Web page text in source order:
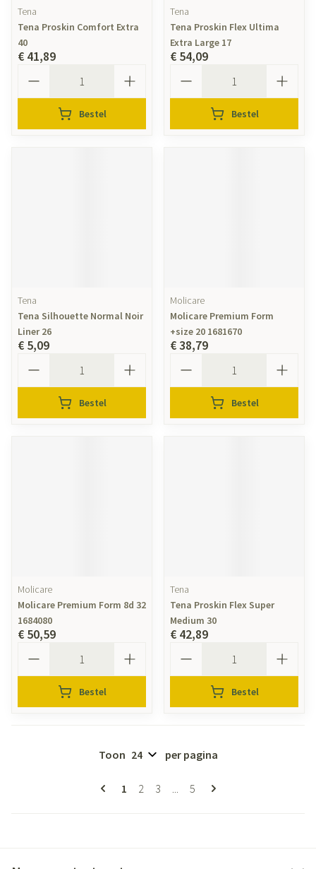
Tena
Tena Proskin Comfort Extra
40
€ 41,89
Bestel
Tena
Tena Proskin Flex Ultima
Extra Large 17
€ 54,09
Bestel
Tena
Tena Silhouette Normal Noir
Liner 26
€ 5,09
Bestel
Molicare
Molicare Premium Form
+size 20 1681670
€ 38,79
Bestel
Molicare
Molicare Premium Form 8d 32
1684080
€ 50,59
Bestel
Tena
Tena Proskin Flex Super
Medium 30
€ 42,89
Bestel
Pagina's
U lees momenteel pagina
1 Pagina
2 Pagina
3 ... Pagina
5
Toon per pagina